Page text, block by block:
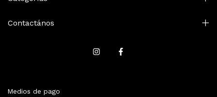
Contactános
Medios de pago